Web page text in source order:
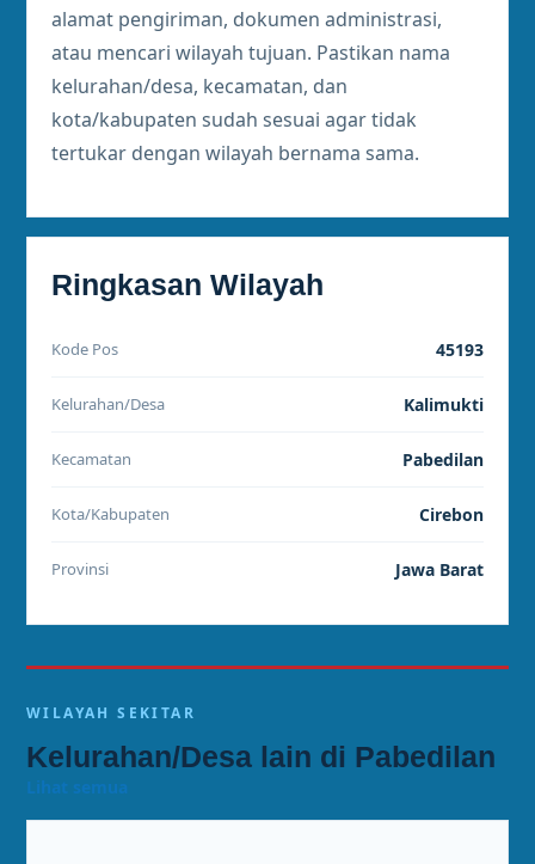
alamat pengiriman, dokumen administrasi,
atau mencari wilayah tujuan. Pastikan nama
kelurahan/desa, kecamatan, dan
kota/kabupaten sudah sesuai agar tidak
tertukar dengan wilayah bernama sama.
Ringkasan Wilayah
Kode Pos 45193
Kelurahan/Desa Kalimukti
Kecamatan Pabedilan
Kota/Kabupaten Cirebon
Provinsi Jawa Barat
WILAYAH SEKITAR
Kelurahan/Desa lain di Pabedilan
Lihat semua